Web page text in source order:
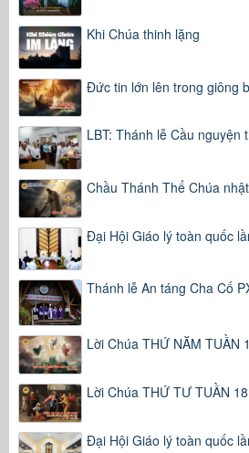
Khi Chúa thinh lặng
Đức tin lớn lên trong giông
LBT: Thánh lễ Cầu nguyện
Chầu Thánh Thể Chúa
Đại Hội Giáo lý toàn quốc
Thánh lễ An táng Cha Cố
Lời Chúa THỨ NĂM TUẦN
Lời Chúa THỨ TƯ TUẦN
Đại Hội Giáo lý toàn quốc